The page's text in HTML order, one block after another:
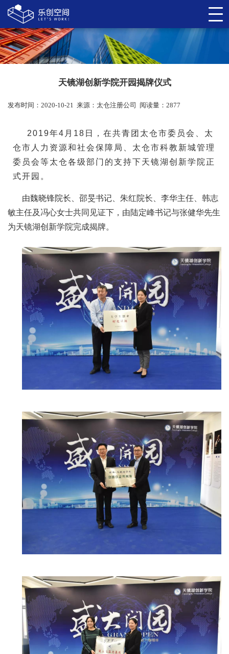
天镜湖创新学院开园揭牌仪式
发布时间：2020-10-21 来源： 太仓注册公司 阅读量：2877
2019年4月18日，在共青团太仓市委员会、太
仓市人力资源和社会保障局、太仓市科教新城管理
委员会等太仓各级部门的支持下天镜湖创新学院正
式开园。
由魏晓锋院长、邵旻书记、朱红院长、李华主任、韩志
敏主任及冯心女士共同见证下，由陆定峰书记与张健华先生
为天镜湖创新学院完成揭牌。